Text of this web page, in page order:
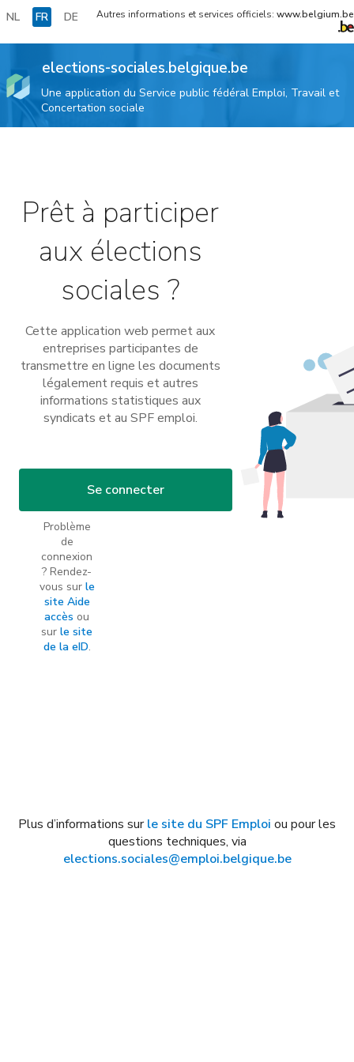
NL FR DE Autres informations et services officiels: www.belgium.be
elections-sociales.belgique.be
Une application du Service public fédéral Emploi, Travail et
Concertation sociale
Prêt à participer
aux élections
sociales ?
Cette application web permet aux
entreprises participantes de
transmettre en ligne les documents
légalement requis et autres
informations statistiques aux
syndicats et au SPF emploi.
Se connecter
Problème
de
connexion
? Rendez-
vous sur le
site Aide
accès ou
surle site
de la eID.
Plus d’informations surle site du SPF Emploi ou pour les
questions techniques, via
elections.sociales@emploi.belgique.be